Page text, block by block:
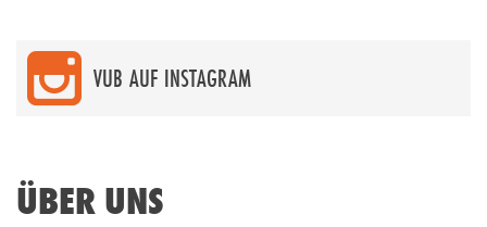
VUB AUF INSTAGRAM
ÜBER UNS